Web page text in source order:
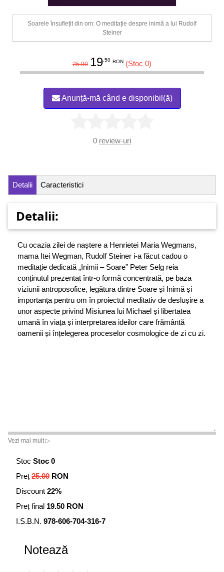
Soarele însuflețit din om: O meditație despre inimă a lui Rudolf
Steiner
25.00 19.50 RON (Stoc 0)
Anunță-mă când e disponibil(ă)
0 review-uri
Detalii Caracteristici
Detalii:
Cu ocazia zilei de naștere a Henrietei Maria Wegmans,
mama Itei Wegman, Rudolf Steiner i-a făcut cadou o
meditație dedicată „Inimii – Soare” Peter Selg reia
conținutul prezentat într-o formă concentrată, pe baza
viziunii antroposofice, legătura dintre Soare și Inimă și
importanța pentru om în proiectul meditativ de deslușire a
unor aspecte privind Misiunea lui Michael și libertatea
umană în viața și interpretarea ideilor care frământă
oamenii și înțelegerea proceselor cosmologice de zi cu zi.
Vezi mai mult ▷
Stoc Stoc 0
Preț 25.00 RON
Discount 22%
Preț final 19.50 RON
I.S.B.N. 978-606-704-316-7
Notează